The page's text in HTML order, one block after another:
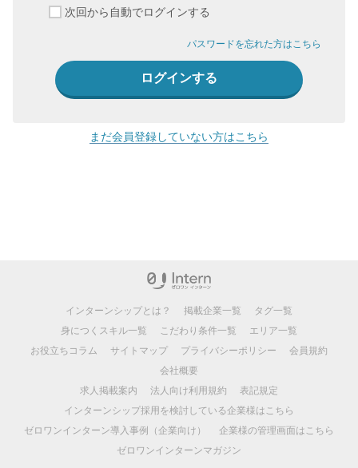
次回から自動でログインする
パスワードを忘れた方はこちら
まだ会員登録していない方はこちら
インターンシップとは？ 掲載企業一覧
タグ一覧
身につくスキル一覧
こだわり条件一覧
エリア一覧
お役立ちコラム
サイトマップ プライバシーポリシー
会員規約
会社概要
求人掲載案内
法人向け利用規約
表記規定
インターンシップ採用を検討している企業様はこちら
ゼロワンインターン導入事例（企業向け）
企業様の管理画面はこちら
ゼロワンインターンマガジン